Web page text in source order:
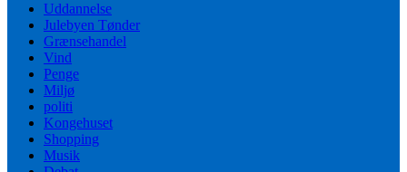
Uddannelse
Julebyen Tønder
Grænsehandel
Vind
Penge
Miljø
politi
Kongehuset
Shopping
Musik